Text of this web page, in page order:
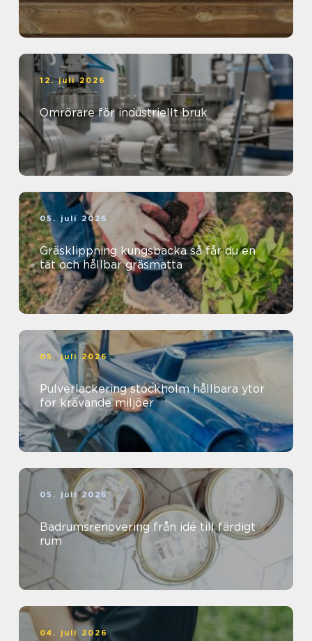
12. juli 2026
Omrörare för industriellt bruk
05. juli 2026
Gräsklippning kungsbacka så får du en
tät och hållbar gräsmatta
05. juli 2026
Pulverlackering stockholm hållbara ytor
för krävande miljöer
05. juli 2026
Badrumsrenovering från idé till färdigt
rum
04. juli 2026